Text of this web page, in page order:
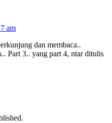
am
dan membaca..
Part 3.. yang part 4, ntar ditulis